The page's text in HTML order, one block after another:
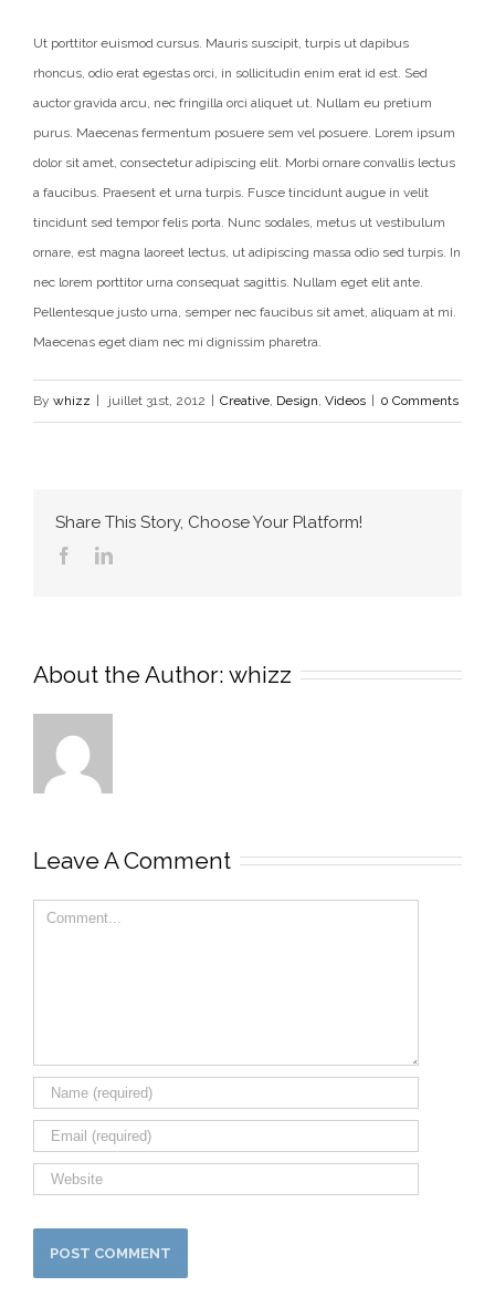
Ut porttitor euismod cursus. Mauris suscipit, turpis ut dapibus
rhoncus, odio erat egestas orci, in sollicitudin enim erat id est. Sed
auctor gravida arcu, nec fringilla orci aliquet ut. Nullam eu pretium
purus. Maecenas fermentum posuere sem vel posuere. Lorem ipsum
dolor sit amet, consectetur adipiscing elit. Morbi ornare convallis lectus
a faucibus. Praesent et urna turpis. Fusce tincidunt augue in velit
tincidunt sed tempor felis porta. Nunc sodales, metus ut vestibulum
ornare, est magna laoreet lectus, ut adipiscing massa odio sed turpis. In
nec lorem porttitor urna consequat sagittis. Nullam eget elit ante.
Pellentesque justo urna, semper nec faucibus sit amet, aliquam at mi.
Maecenas eget diam nec mi dignissim pharetra.
By whizz | juillet 31st, 2012 | Creative Design Videos | 0 Comments
Share This Story, Choose Your Platform!
FacebookLinkedin
About the Author: whizz
Leave A Comment
Comment